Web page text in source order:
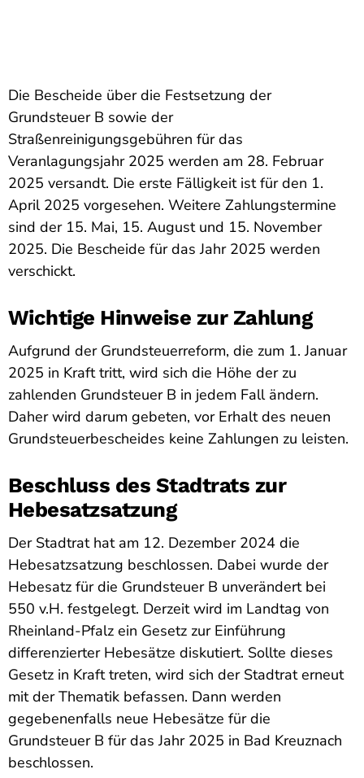
Die Bescheide über die Festsetzung der
Grundsteuer B sowie der
Straßenreinigungsgebühren für das
Veranlagungsjahr 2025 werden am 28. Februar
2025 versandt. Die erste Fälligkeit ist für den 1.
April 2025 vorgesehen. Weitere Zahlungstermine
sind der 15. Mai, 15. August und 15. November
2025. Die Bescheide für das Jahr 2025 werden
verschickt.
Wichtige Hinweise zur Zahlung
Aufgrund der Grundsteuerreform, die zum 1. Januar
2025 in Kraft tritt, wird sich die Höhe der zu
zahlenden Grundsteuer B in jedem Fall ändern.
Daher wird darum gebeten, vor Erhalt des neuen
Grundsteuerbescheides keine Zahlungen zu leisten.
Beschluss des Stadtrats zur
Hebesatzsatzung
Der Stadtrat hat am 12. Dezember 2024 die
Hebesatzsatzung beschlossen. Dabei wurde der
Hebesatz für die Grundsteuer B unverändert bei
550 v.H. festgelegt. Derzeit wird im Landtag von
Rheinland-Pfalz ein Gesetz zur Einführung
differenzierter Hebesätze diskutiert. Sollte dieses
Gesetz in Kraft treten, wird sich der Stadtrat erneut
mit der Thematik befassen. Dann werden
gegebenenfalls neue Hebesätze für die
Grundsteuer B für das Jahr 2025 in Bad Kreuznach
beschlossen.